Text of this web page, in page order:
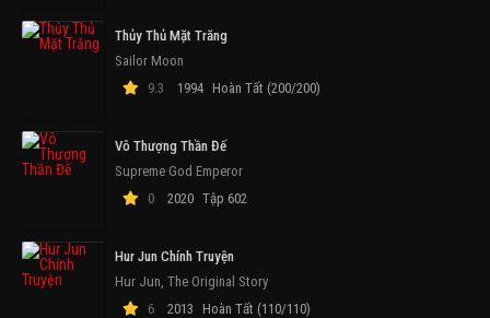
Thủy Thủ Mặt Trăng
Sailor Moon
9.3
1994 Hoàn Tất (200/200)
Vô Thượng Thần Đế
Supreme God Emperor
0
2020 Tập 602
Hur Jun Chính Truyện
Hur Jun, The Original Story
6
2013 Hoàn Tất (110/110)